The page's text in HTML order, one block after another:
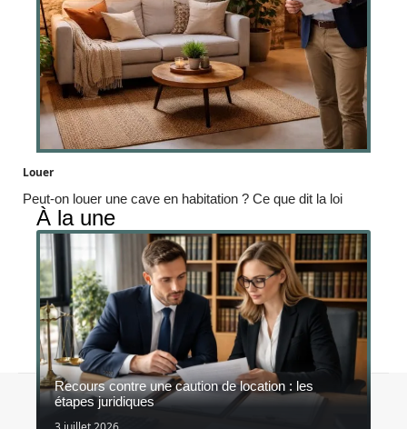
Louer
Peut-on louer une cave en habitation ? Ce que dit la loi
À la une
Recours contre une caution de location : les
étapes juridiques
Accueil Mentions légales